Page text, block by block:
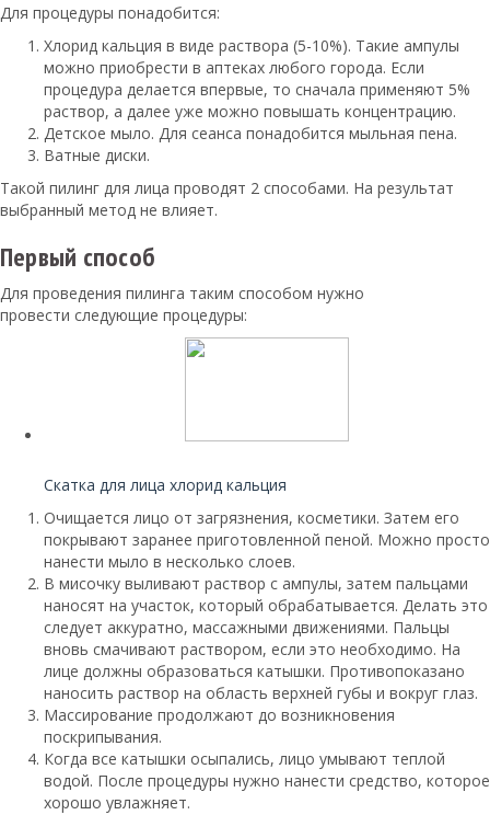
Для процедуры понадобится:
Хлорид кальция в виде раствора (5-10%). Такие ампулы
можно приобрести в аптеках любого города. Если
процедура делается впервые, то сначала применяют 5%
раствор, а далее уже можно повышать концентрацию.
Детское мыло. Для сеанса понадобится мыльная пена.
Ватные диски.
Такой пилинг для лица проводят 2 способами. На результат
выбранный метод не влияет.
Первый способ
Для проведения пилинга таким способом нужно
провести следующие процедуры:
Скатка для лица хлорид кальция
Очищается лицо от загрязнения, косметики. Затем его
покрывают заранее приготовленной пеной. Можно просто
нанести мыло в несколько слоев.
В мисочку выливают раствор с ампулы, затем пальцами
наносят на участок, который обрабатывается. Делать это
следует аккуратно, массажными движениями. Пальцы
вновь смачивают раствором, если это необходимо. На
лице должны образоваться катышки. Противопоказано
наносить раствор на область верхней губы и вокруг глаз.
Массирование продолжают до возникновения
поскрипывания.
Когда все катышки осыпались, лицо умывают теплой
водой. После процедуры нужно нанести средство, которое
хорошо увлажняет.